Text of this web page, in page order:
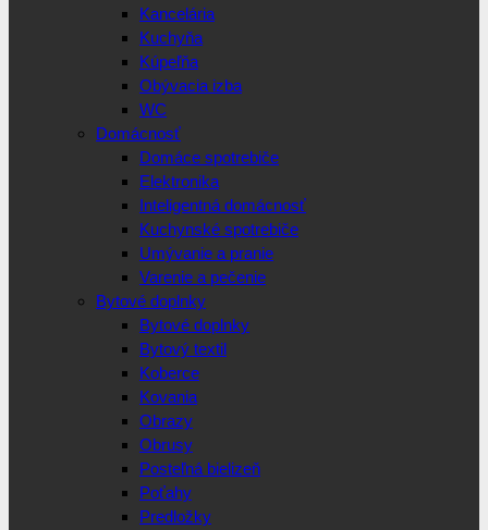
Kancelária
Kuchyňa
Kúpeľňa
Obývacia izba
WC
Domácnosť
Domáce spotrebiče
Elektronika
Inteligentná domácnosť
Kuchynské spotrebiče
Umývanie a pranie
Varenie a pečenie
Bytové doplnky
Bytové doplnky
Bytový textil
Koberce
Kovania
Obrazy
Obrusy
Posteľná bielizeň
Poťahy
Predložky